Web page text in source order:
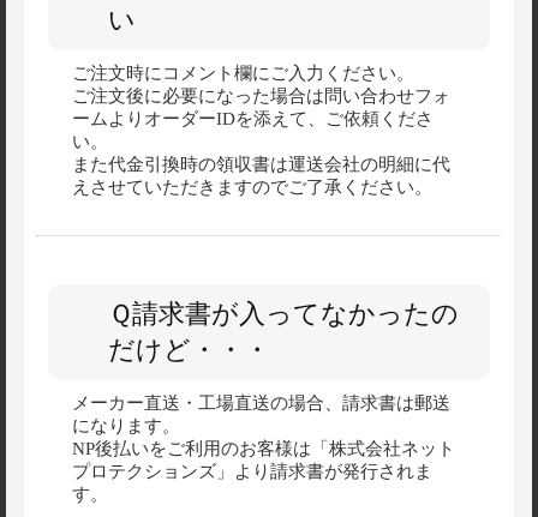
い
ご注文時にコメント欄にご入力ください。
ご注文後に必要になった場合は問い合わせフォ
ームよりオーダーIDを添えて、ご依頼くださ
い。
また代金引換時の領収書は運送会社の明細に代
えさせていただきますのでご了承ください。
Ｑ請求書が入ってなかったの
だけど・・・
メーカー直送・工場直送の場合、請求書は郵送
になります。
NP後払いをご利用のお客様は「株式会社ネット
プロテクションズ」より請求書が発行されま
す。